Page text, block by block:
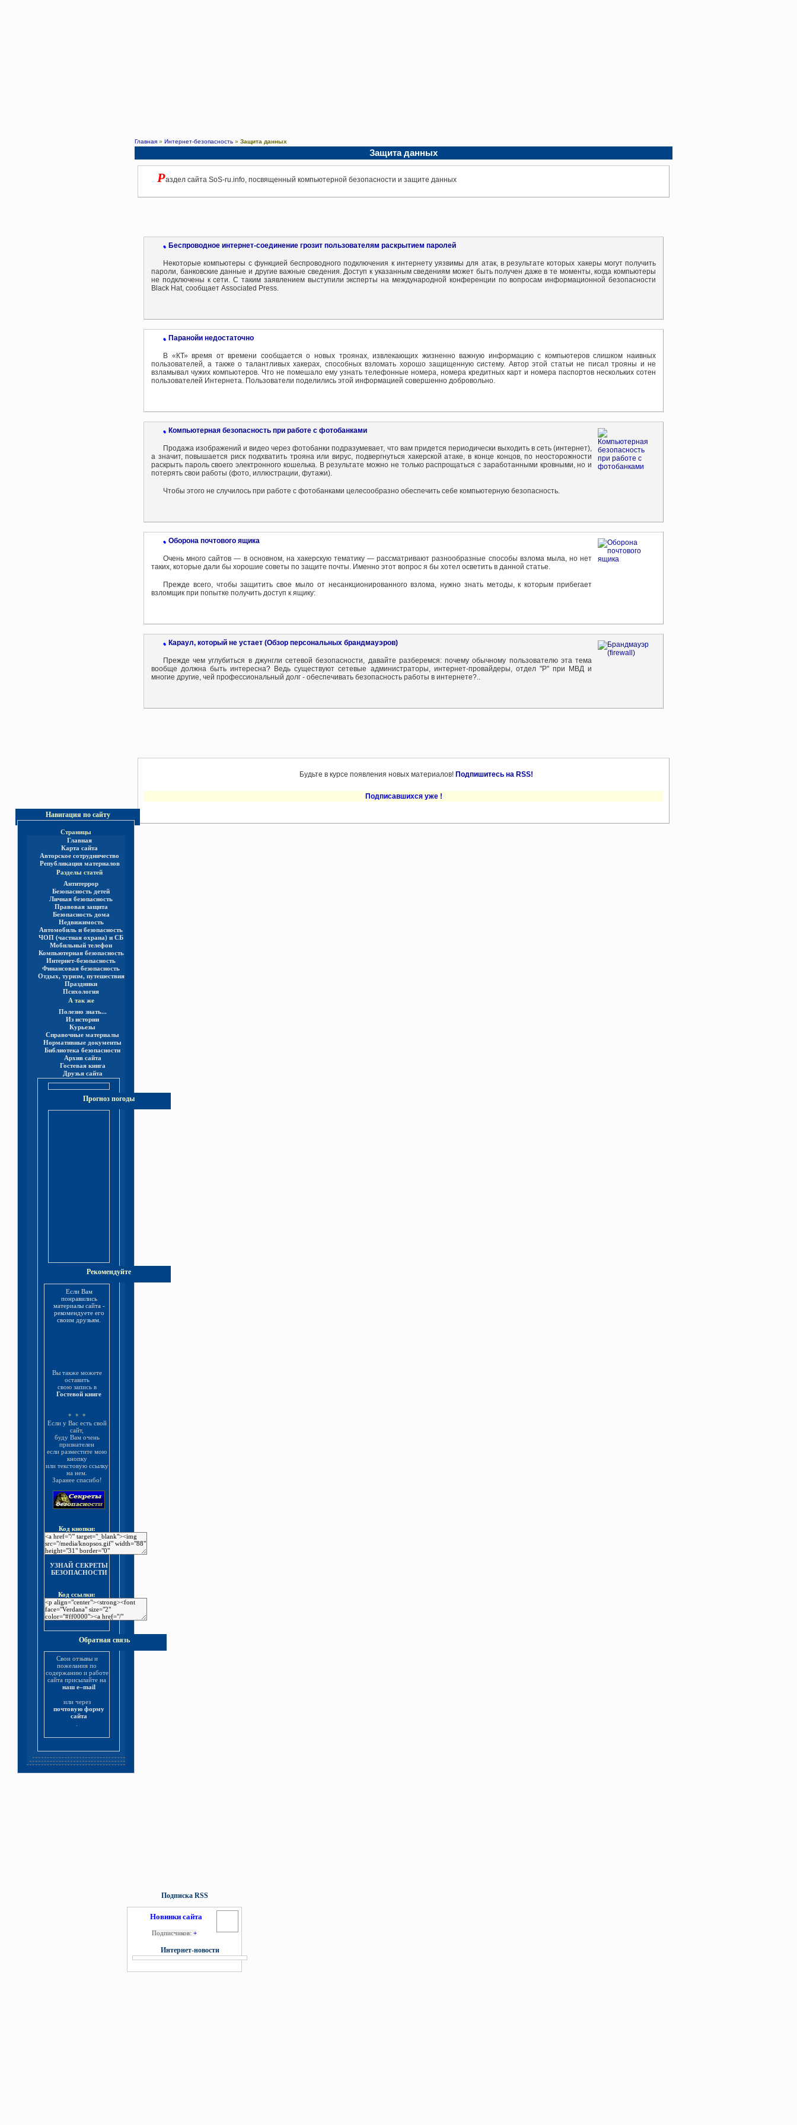
Главная » Интернет-безопасность » Защита данных
Защита данных
Раздел сайта SoS-ru.info, посвященный компьютерной безопасности и защите данных
• Беспроводное интернет-соединение грозит пользователям раскрытием паролей
Некоторые компьютеры с функцией беспроводного подключения к интернету уязвимы для атак, в результате которых хакеры могут получить
пароли, банковские данные и другие важные сведения. Доступ к указанным сведениям может быть получен даже в те моменты, когда компьютеры
не подключены к сети. С таким заявлением выступили эксперты на международной конференции по вопросам информационной безопасности
Black Hat, сообщает Associated Press.
• Паранойи недостаточно
В «КТ» время от времени сообщается о новых троянах, извлекающих жизненно важную информацию с компьютеров слишком наивных
пользователей, а также о талантливых хакерах, способных взломать хорошо защищенную систему. Автор этой статьи не писал трояны и не
взламывал чужих компьютеров. Что не помешало ему узнать телефонные номера, номера кредитных карт и номера паспортов нескольких сотен
пользователей Интернета. Пользователи поделились этой информацией совершенно добровольно.
• Компьютерная безопасность при работе с фотобанками
Продажа изображений и видео через фотобанки подразумевает, что вам придется периодически выходить в сеть (интернет),
а значит, повышается риск подхватить трояна или вирус, подвергнуться хакерской атаке, в конце концов, по неосторожности
раскрыть пароль своего электронного кошелька. В результате можно не только распрощаться с заработанными кровными, но и
потерять свои работы (фото, иллюстрации, футажи).
Чтобы этого не случилось при работе с фотобанками целесообразно обеспечить себе компьютерную безопасность.
• Оборона почтового ящика
Очень много сайтов — в основном, на хакерскую тематику — рассматривают разнообразные способы взлома мыла, но нет
таких, которые дали бы хорошие советы по защите почты. Именно этот вопрос я бы хотел осветить в данной статье.
Прежде всего, чтобы защитить свое мыло от несанкционированного взлома, нужно знать методы, к которым прибегает
взломщик при попытке получить доступ к ящику:
• Караул, который не устает (Обзор персональных брандмауэров)
Прежде чем углубиться в джунгли сетевой безопасности, давайте разберемся: почему обычному пользователю эта тема
вообще должна быть интересна? Ведь существуют сетевые администраторы, интернет-провайдеры, отдел "Р" при МВД и
многие другие, чей профессиональный долг - обеспечивать безопасность работы в интернете?..
Будьте в курсе появления новых материалов! Подпишитесь на RSS!
Подписавшихся уже !
Навигация по сайту
Страницы
Главная
Карта сайта
Авторское сотрудничество
Републикация материалов
Разделы статей
Антитеррор
Безопасность детей
Личная безопасность
Правовая защита
Безопасность дома
Недвижимость
Автомобиль и безопасность
ЧОП (частная охрана) и СБ
Мобильный телефон
Компьютерная безопасность
Интернет-безопасность
Финансовая безопасность
Отдых, туризм, путешествия
Праздники
Психология
А так же
Полезно знать...
Из истории
Курьезы
Справочные материалы
Нормативные документы
Библиотека безопасности
Архив сайта
Гостевая книга
Друзья сайта
Прогноз погоды
Рекомендуйте
Если Вам
понравились
материалы сайта -
рекомендуете его
своим друзьям.
Вы также можете
оставить
свою запись в
Гостевой книге
* * *
Если у Вас есть свой
сайт,
буду Вам очень
признателен
если разместите мою
кнопку
или текстовую ссылку
на нем.
Заранее спасибо!
Код кнопки:
УЗНАЙ СЕКРЕТЫ
БЕЗОПАСНОСТИ
Код ссылки:
Обратная связь
Свои отзывы и
пожелания по
содержанию и работе
сайта присылайте на
наш e–mail
или через
почтовую форму
сайта
Подписка RSS
Новинки сайта
Подписчиков: +
Интернет-новости